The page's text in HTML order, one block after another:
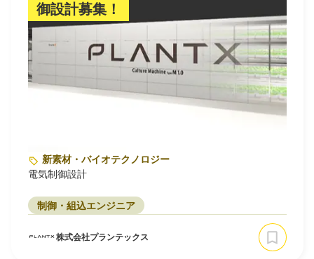
御設計募集！
新素材・バイオテクノロジー
電気制御設計
制御・組込エンジニア
株式会社プランテックス